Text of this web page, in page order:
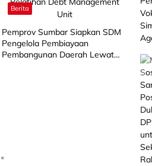
Berita
Pemprov Sumbar Siapkan SDM
Pengelola Pembiayaan
Pembangunan Daerah Lewat
*